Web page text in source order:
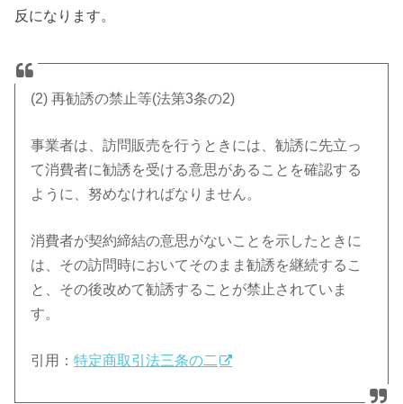
反になります。
(2) 再勧誘の禁止等(法第3条の2)
事業者は、訪問販売を行うときには、勧誘に先立っ
て消費者に勧誘を受ける意思があることを確認する
ように、努めなければなりません。
消費者が契約締結の意思がないことを示したときに
は、その訪問時においてそのまま勧誘を継続するこ
と、その後改めて勧誘することが禁止されていま
す。
引用：特定商取引法三条の二